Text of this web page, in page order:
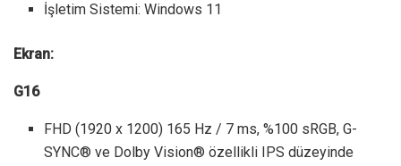
İşletim Sistemi: Windows 11
Ekran:
G16
FHD (1920 x 1200) 165 Hz / 7 ms, %100 sRGB, G-
SYNC® ve Dolby Vision® özellikli IPS düzeyinde